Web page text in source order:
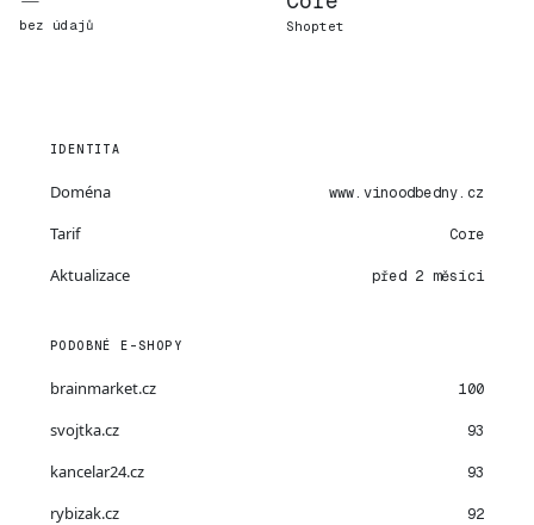
bez údajů Shoptet
IDENTITA
Doména www.vinoodbedny.cz
Tarif Core
Aktualizace před 2 měsíci
PODOBNÉ E-SHOPY
brainmarket.cz 100
svojtka.cz 93
kancelar24.cz 93
rybizak.cz 92